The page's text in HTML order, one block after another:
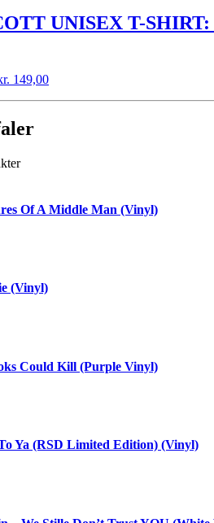
UNISEX T-
149,00
Of A Middle Man (Vinyl)
(Vinyl)
Could Kill (Purple Vinyl)
Ya (RSD Limited Edition) (Vinyl)